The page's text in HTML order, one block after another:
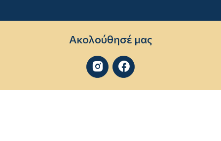
Ακολούθησέ μας
 